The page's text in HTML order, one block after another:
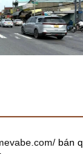
bán